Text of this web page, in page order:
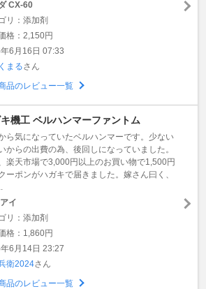
CX-60
リ：添加剤
格：2,150円
6月16日 07:33
まるさん
品のレビュー一覧
機工 ベルハンマーファントム
ら気になっていたベルハンマーです。少ない
からの出費の為、後回しになっていました。
楽天市場で3,000円以上のお買い物で1,500円
ーポンがハガキで届きました。嫁さん曰く、
イ
リ：添加剤
格：1,860円
6月14日 23:27
衛2024さん
品のレビュー一覧